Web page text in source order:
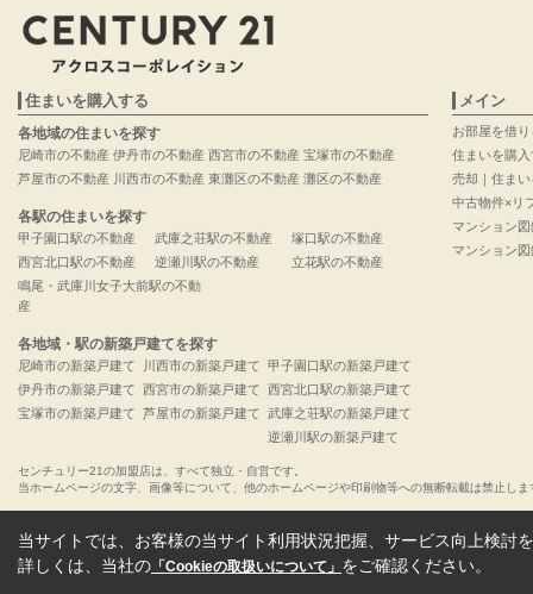
住まいを購入する
各地域の住まいを探す
尼崎市の不動産
芦屋市の不動産
伊丹市の不動産
川西市の不動産
西宮市の不動産
東灘区の不動産
宝塚市の不動産
灘区の不動産
各駅の住まいを探す
甲子園口駅の不動産
西宮北口駅の不動産
武庫之荘駅の不動産
逆瀬川駅の不動産
塚口駅の不動産
立花駅の不動産
鳴尾・武庫川女子大前駅の不動
産
各地域・駅の新築戸建てを探す
尼崎市の新築戸建て
伊丹市の新築戸建て
宝塚市の新築戸建て
川西市の新築戸建て
西宮市の新築戸建て
芦屋市の新築戸建て
甲子園口駅の新築戸建て
西宮北口駅の新築戸建て
武庫之荘駅の新築戸建て
逆瀬川駅の新築戸建て
メイン
お部屋を借り
住まいを購入
売却｜住ま
中古物件×リ
マンション
マンション
センチュリー21の加盟店は、すべて独立・自営です。
当ホームページの文字、画像等について、他のホームページや印刷物等への無断転載は禁止しま
当サイトでは、お客様の当サイト利用状況把握、サービス向上検討
詳しくは、当社の 「Cookieの取扱いについて」 をご確認ください。